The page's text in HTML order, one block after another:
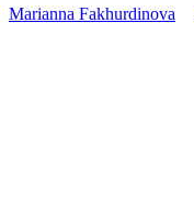
Marianna Fakhurdinova